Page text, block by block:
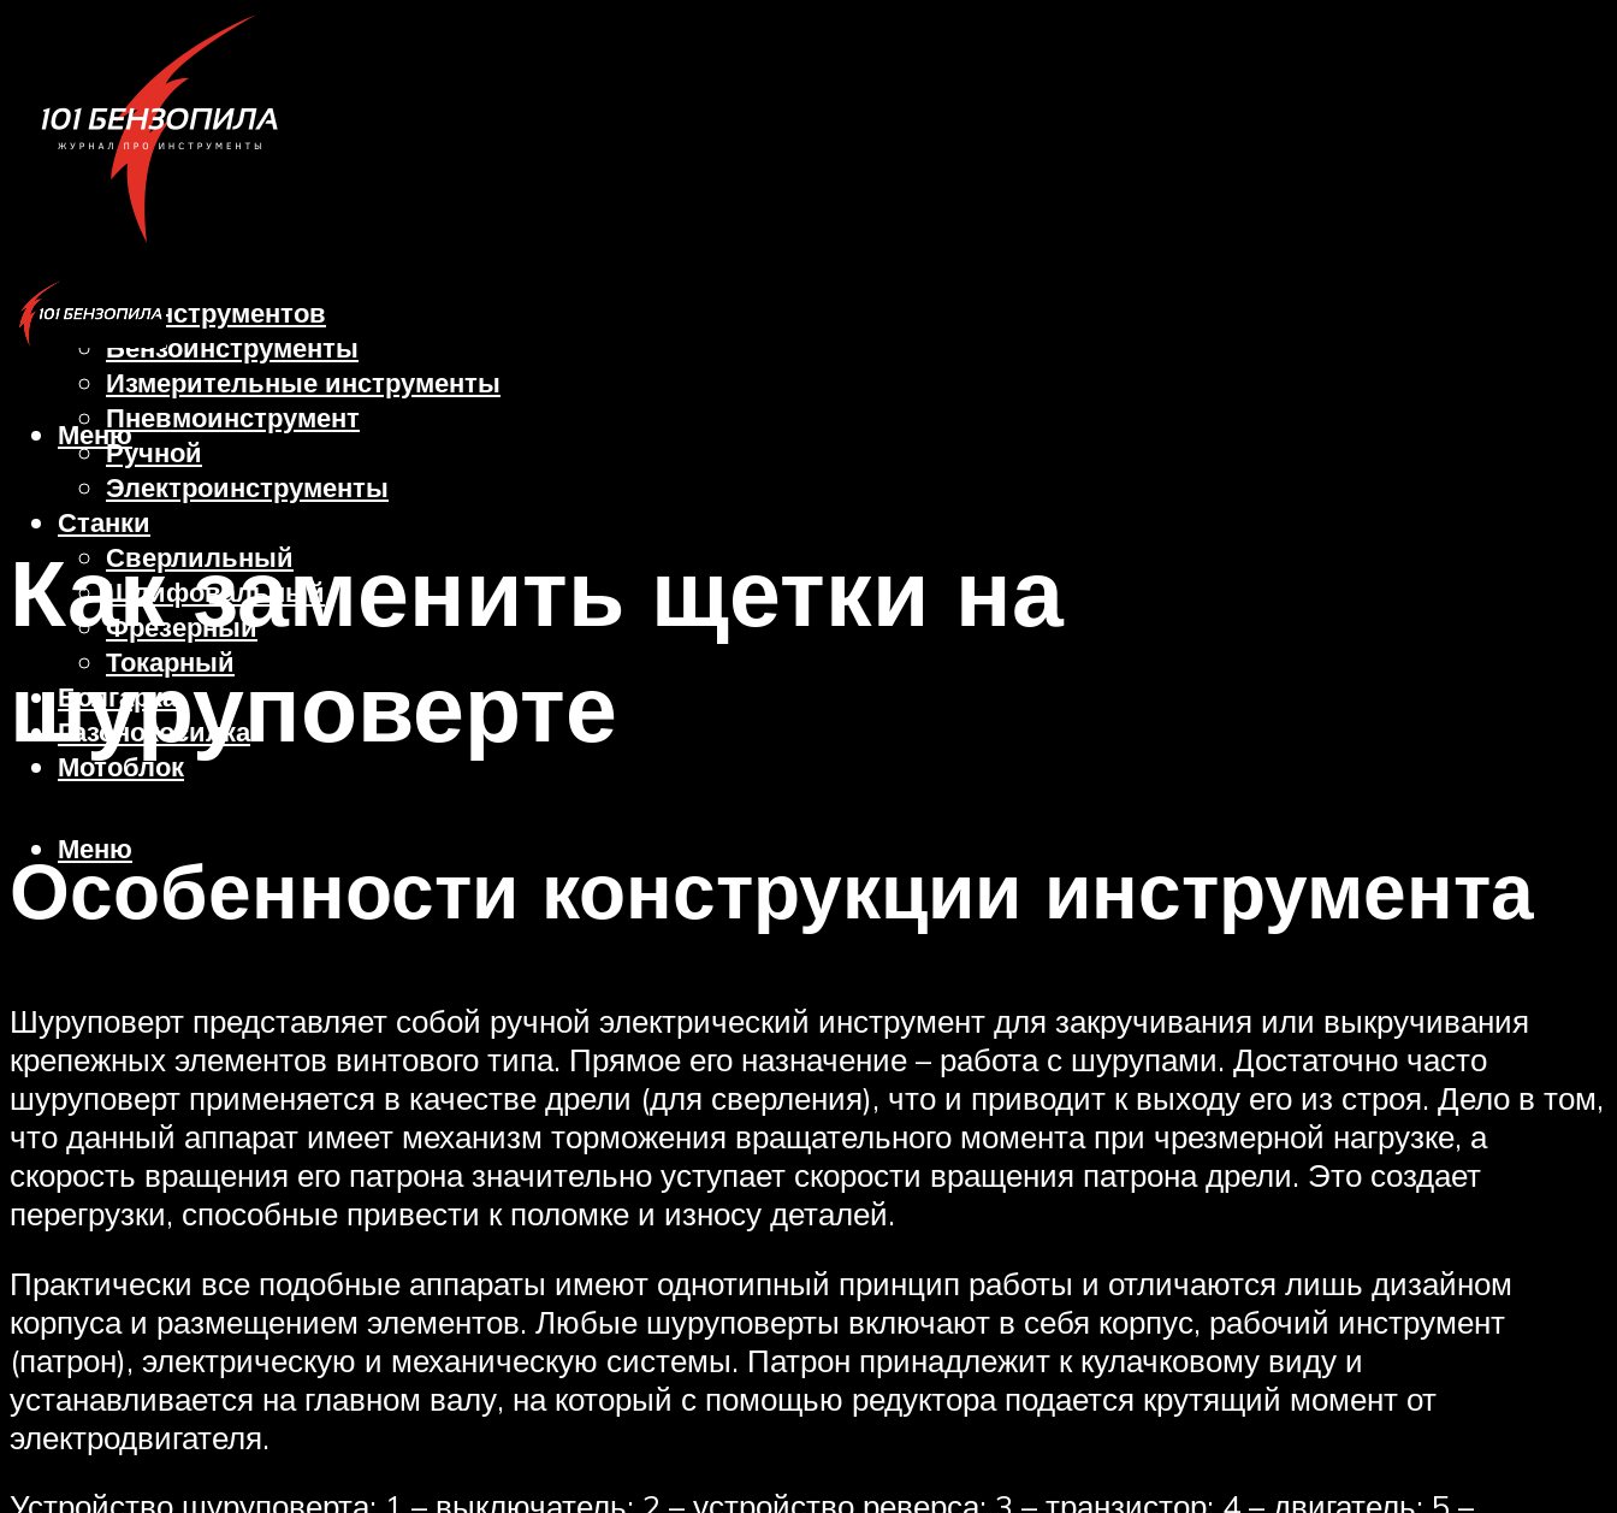
Виды инструментов
Бензоинструменты
Измерительные инструменты
Пневмоинструмент
Ручной
Электроинструменты
Станки
Сверлильный
Шлифовальный
Фрезерный
Токарный
Болгарка
Газонокосилка
Мотоблок
Меню
Меню
Как заменить щетки на
шуруповерте
Особенности конструкции инструмента
Шуруповерт представляет собой ручной электрический инструмент для закручивания или выкручивания
крепежных элементов винтового типа. Прямое его назначение – работа с шурупами. Достаточно часто
шуруповерт применяется в качестве дрели (для сверления), что и приводит к выходу его из строя. Дело в том,
что данный аппарат имеет механизм торможения вращательного момента при чрезмерной нагрузке, а
скорость вращения его патрона значительно уступает скорости вращения патрона дрели. Это создает
перегрузки, способные привести к поломке и износу деталей.
Практически все подобные аппараты имеют однотипный принцип работы и отличаются лишь дизайном
корпуса и размещением элементов. Любые шуруповерты включают в себя корпус, рабочий инструмент
(патрон), электрическую и механическую системы. Патрон принадлежит к кулачковому виду и
устанавливается на главном валу, на который с помощью редуктора подается крутящий момент от
электродвигателя.